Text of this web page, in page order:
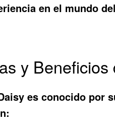
en el mundo
y
es conocido por